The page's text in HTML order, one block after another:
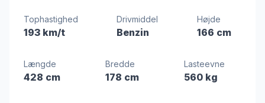
Tophastighed
193 km/t
Drivmiddel
Benzin
Højde
166 cm
Længde
428 cm
Bredde
178 cm
Lasteevne
560 kg